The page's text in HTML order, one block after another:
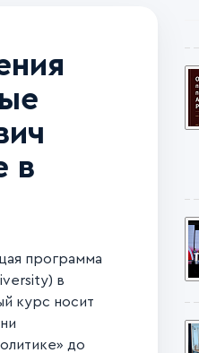
в
программа
в
курс носит
до